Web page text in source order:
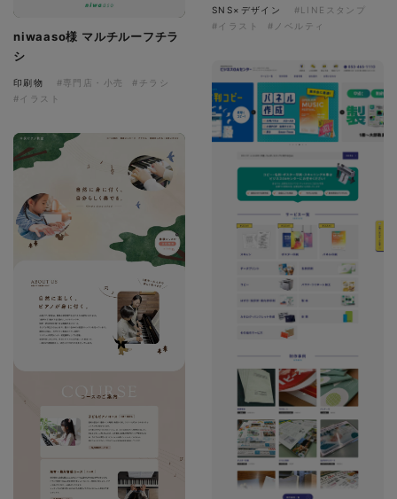
niwaaso様 マルチルーフチラ
シ
印刷物 #専門店・小売
#チラシ
#イラスト
SNS×デザイン
#LINEスタンプ
#イラスト
#ノベルティ